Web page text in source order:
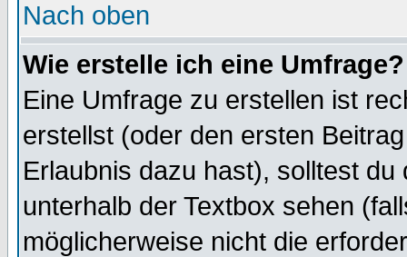
Nach oben
Wie erstelle ich eine Umfrage?
Eine Umfrage zu erstellen ist
erstellst (oder den ersten
Erlaubnis dazu hast), solltest
unterhalb der Textbox sehen
möglicherweise nicht die